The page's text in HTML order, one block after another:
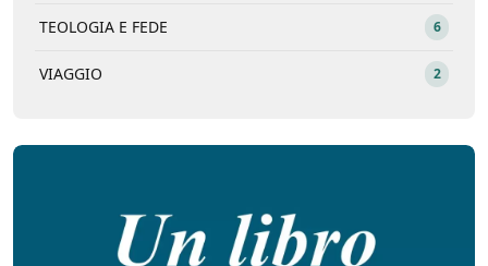
TEOLOGIA E FEDE 6
VIAGGIO 2